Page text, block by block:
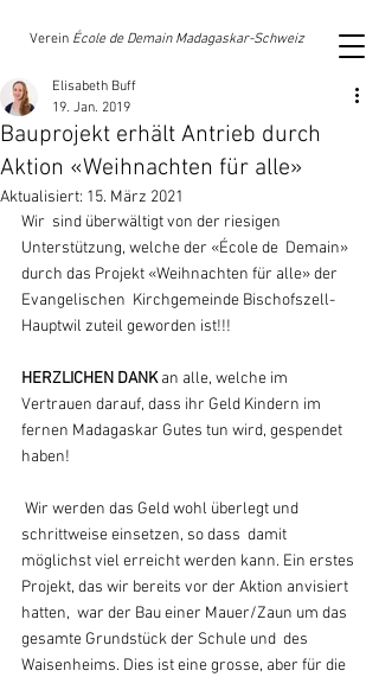
VereinÉcole de Demain Madagaskar-Schweiz
Bauprojekt erhält Antrieb durch
Aktion «Weihnachten für alle»
Elisabeth Buff
19. Jan. 2019
Aktualisiert: 15. März 2021
Wir  sind überwältigt von der riesigen
Unterstützung, welche der «École de  Demain»
durch das Projekt «Weihnachten für alle» der
Evangelischen  Kirchgemeinde Bischofszell-
HERZLICHEN DANK an alle, welche im
Vertrauen darauf, dass ihr Geld Kindern im
fernen Madagaskar Gutes tun wird, gespendet
haben!
schrittweise einsetzen, so dass  damit
möglichst viel erreicht werden kann. Ein erstes
Projekt, das wir bereits vor der Aktion anvisiert
hatten,  war der Bau einer Mauer/Zaun um das
gesamte Grundstück der Schule und  des
Waisenheims. Dies ist eine grosse, aber für die